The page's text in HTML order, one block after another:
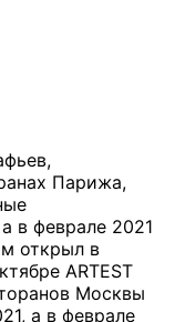
Парижа,
в феврале 2021
открыл в
ARTEST
Москвы
а в феврале